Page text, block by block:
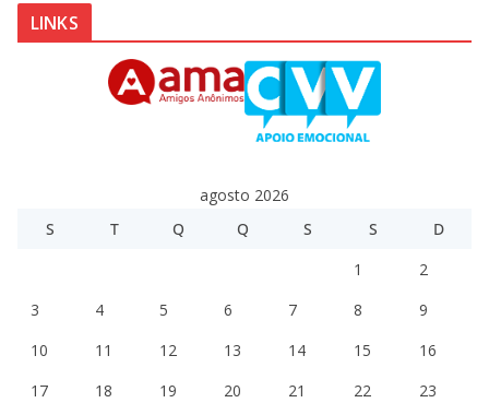
LINKS
agosto 2026
S
T Q Q S S
D
1
2
3
4 5 6 7 8
9
10
11 12 13 14 15
16
17
18 19 20 21 22
23